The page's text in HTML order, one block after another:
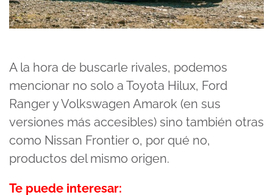
A la hora de buscarle rivales, podemos
mencionar no solo a Toyota Hilux, Ford
Ranger y Volkswagen Amarok (en sus
versiones más accesibles) sino también otras
como Nissan Frontier o, por qué no,
productos del mismo origen.
Te puede interesar: